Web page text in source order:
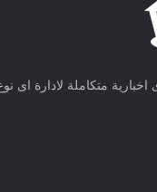
متكاملة لادارة اى